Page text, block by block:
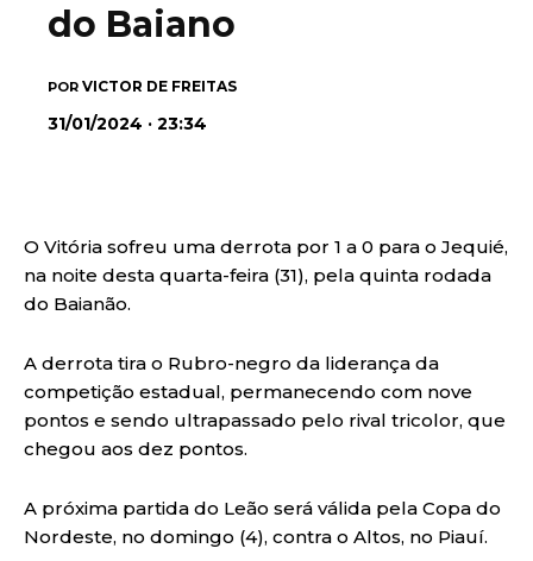
do Baiano
POR VICTOR DE FREITAS
31/01/2024 · 23:34
O Vitória sofreu uma derrota por 1 a 0 para o Jequié,
na noite desta quarta-feira (31), pela quinta rodada
do Baianão.
A derrota tira o Rubro-negro da liderança da
competição estadual, permanecendo com nove
pontos e sendo ultrapassado pelo rival tricolor, que
chegou aos dez pontos.
A próxima partida do Leão será válida pela Copa do
Nordeste, no domingo (4), contra o Altos, no Piauí.